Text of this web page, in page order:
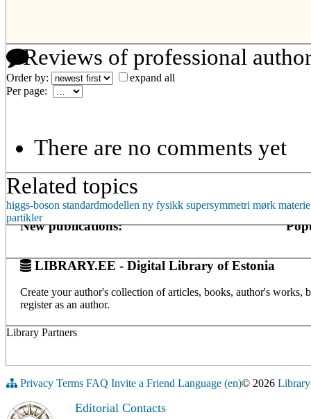
Reviews of professional
Order by:
expand all
Per page:
There are no comments yet
Related topics
higgs-boson standardmodellen ny fysikk supersymmetri mørk materie
partikler
New publications:
LIBRARY.EE - Digital Library of Estonia
Create your author's collection of articles, books, author's
register as an author.
Library Partners
Privacy Terms FAQ Invite a Friend Language (en)© 2026
Editorial Contacts